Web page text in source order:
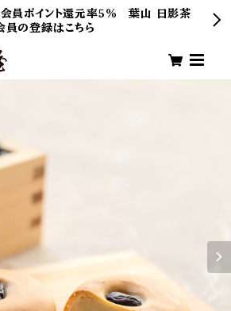
会員ポイント還元率5％ 葉山 日影茶
員の登録はこちら